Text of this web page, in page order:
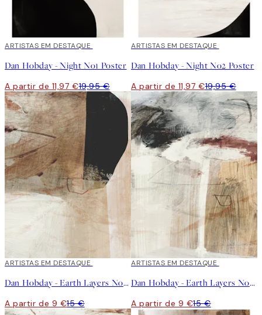
40%*
ARTISTAS EM DESTAQUE
Dan Hobday - Night No1 Poster
A partir de 11,97 €19,95 €
40%*
ARTISTAS EM DESTAQUE
Dan Hobday - Night No2 Poster
A partir de 11,97 €19,95 €
40%*
ARTISTAS EM DESTAQUE
Dan Hobday - Earth Layers No3 Poster
A partir de 9 €15 €
40%*
ARTISTAS EM DESTAQUE
Dan Hobday - Earth Layers No1 Poster
A partir de 9 €15 €